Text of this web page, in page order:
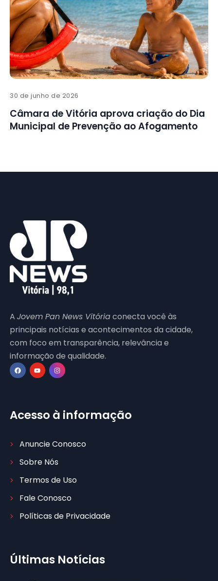
30 de junho de 2026
Câmara de Vitória aprova criação do Dia
Municipal de Prevenção ao Afogamento
A Jovem Pan News Vitóriaconecta você às
principais notícias e acontecimentos da cidade,
com foco em transparência, relevância e
informação de qualidade.
Acesso à informação
Anuncie Conosco
Sobre Nós
Termos de Uso
Fale Conosco
Políticas de Privacidade
Últimas Notícias